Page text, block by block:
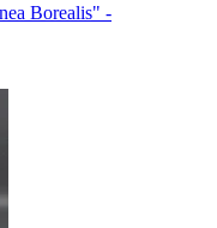
Borealis" -